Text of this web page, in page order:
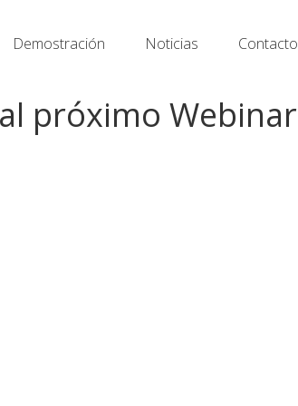
Demostración Noticias Contacto
próximo Webinar